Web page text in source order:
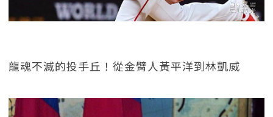
龍魂不滅的投手丘！從金臂人黃平洋到林凱威